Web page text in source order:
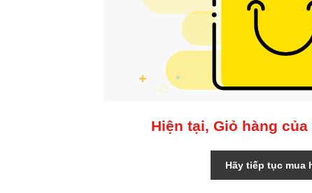
Hiện tại, Giỏ hàng
Hãy tiếp tục mua